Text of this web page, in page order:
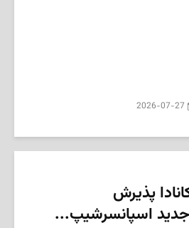
2026-07-27
پذیرش
اسپانسرشیپ...